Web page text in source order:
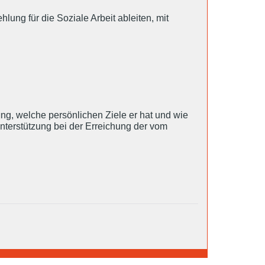
für die Soziale Arbeit ableiten, mit
welche persönlichen Ziele er hat und wie
bei der Erreichung der vom